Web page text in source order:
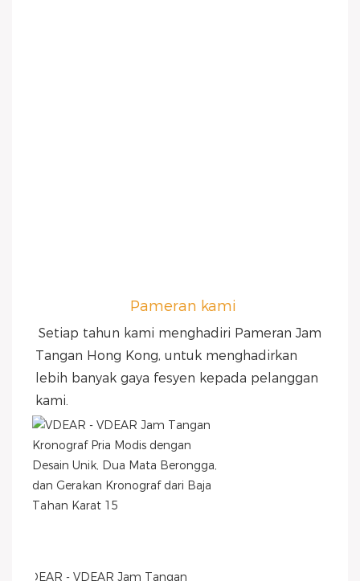
Pameran kami
Setiap tahun kami menghadiri Pameran Jam
Tangan Hong Kong, untuk menghadirkan
lebih banyak gaya fesyen kepada pelanggan
kami.